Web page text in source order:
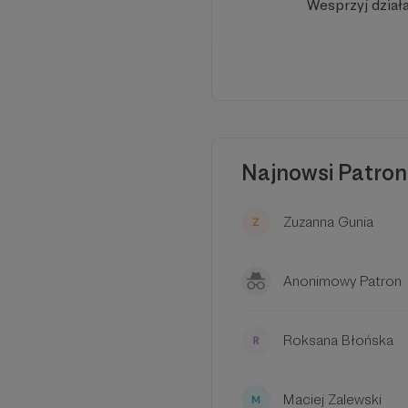
W tym
Pianiści ci, mimo
osiągnęli wysoki
i domów kultury, a
Wesprzyj
Najnowsi
Zuzanna Gunia
Anonimowy Patron
Roksana Błońska
Maciej Zalewski